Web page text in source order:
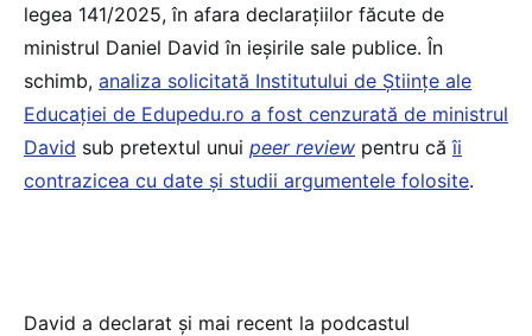
legea 141/2025, în afara declarațiilor făcute de
ministrul Daniel David în ieșirile sale publice. În
schimb, analiza solicitată Institutului de Științe ale
Educației de Edupedu.ro a fost cenzurată de ministrul
David sub pretextul unui peer review pentru căîi
contrazicea cu date și studii argumentele folosite.
David a declarat și mai recent la podcastul